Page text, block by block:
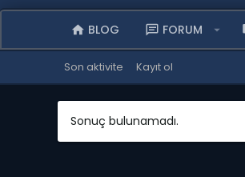
BLOG FORUM
Son aktivite Kayıt ol
Sonuç bulunamadı.